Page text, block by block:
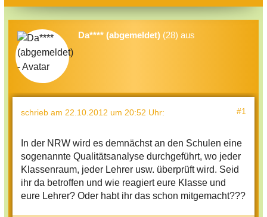
Da**** (abgemeldet) (28) aus
schrieb am 22.10.2012 um 20:52 Uhr: #1
In der NRW wird es demnächst an den Schulen eine
sogenannte Qualitätsanalyse durchgeführt, wo jeder
Klassenraum, jeder Lehrer usw. überprüft wird. Seid
ihr da betroffen und wie reagiert eure Klasse und
eure Lehrer? Oder habt ihr das schon mitgemacht???